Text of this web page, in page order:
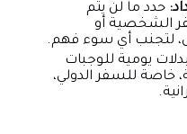
حدد ما لن يتم
الشخصية أو
لتجنب أي سوء فهم.
يومية للوجبات
خاصة للسفر الدولي،